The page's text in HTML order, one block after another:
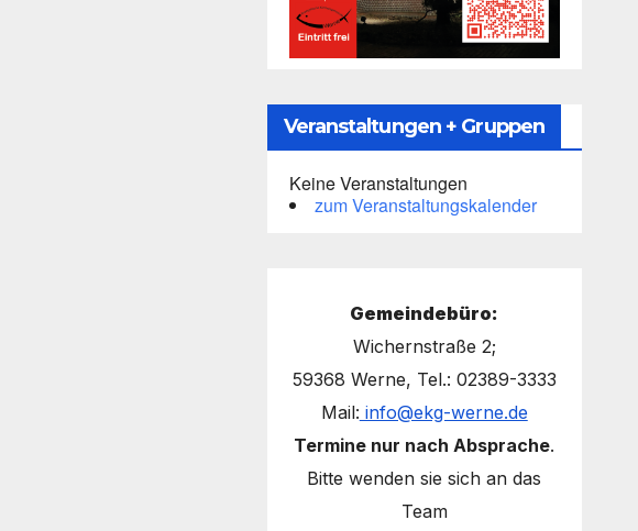
Veranstaltungen + Gruppen
Keine Veranstaltungen
zum Veranstaltungskalender
Gemeindebüro:
Wichernstraße 2;
59368 Werne, Tel.: 02389-3333
Mail: info@ekg-werne.de
Termine nur nach Absprache.
Bitte wenden sie sich an das
Team